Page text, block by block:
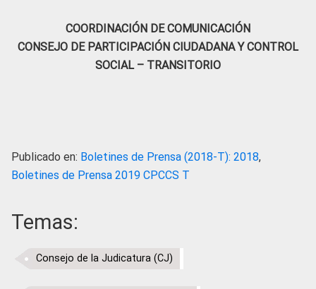
COORDINACIÓN DE COMUNICACIÓN
CONSEJO DE PARTICIPACIÓN CIUDADANA Y CONTROL
SOCIAL – TRANSITORIO
Publicado en: Boletines de Prensa (2018-T): 2018,
Boletines de Prensa 2019 CPCCS T
Temas:
Consejo de la Judicatura (CJ)